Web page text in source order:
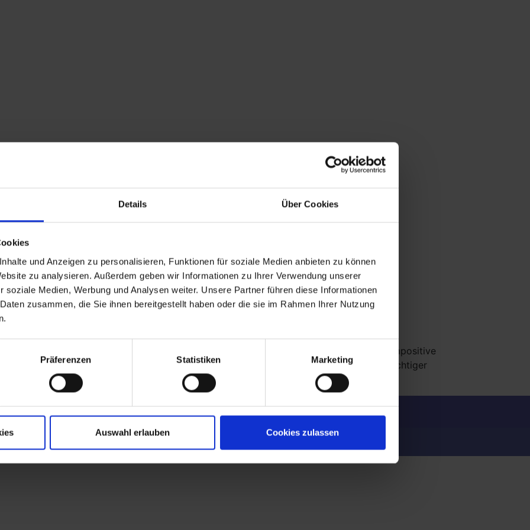
Details Über Cookies
und Anzeigen zu personalisieren, Funktionen für soziale Medien anbieten zu können
zu analysieren. Außerdem geben wir Informationen zu Ihrer Verwendung unserer
soziale Medien, Werbung und Analysen weiter. Unsere Partner führen diese Informationen
zusammen, die Sie ihnen bereitgestellt haben oder die sie im Rahmen Ihrer Nutzung
Präferenzen Statistiken Marketing
Auswahl erlauben Cookies zulassen
Untersuchungen
unterschiedliche Erreger (Bakterien, Viren, Pilze, Parasiten, Prionen) verursacht. Grampositive
aureus (MRSA) Der Erreger Staphylococcus aureus besitzt Bedeutung sowohl als wichtiger
Facebook
von FameThemes